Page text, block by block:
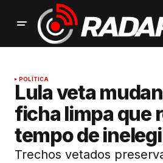
POLÍTICA
Lula veta
ficha limpa que
tempo de
Trechos vetados